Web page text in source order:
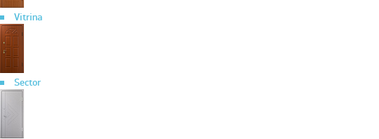
Vitrina
Sector